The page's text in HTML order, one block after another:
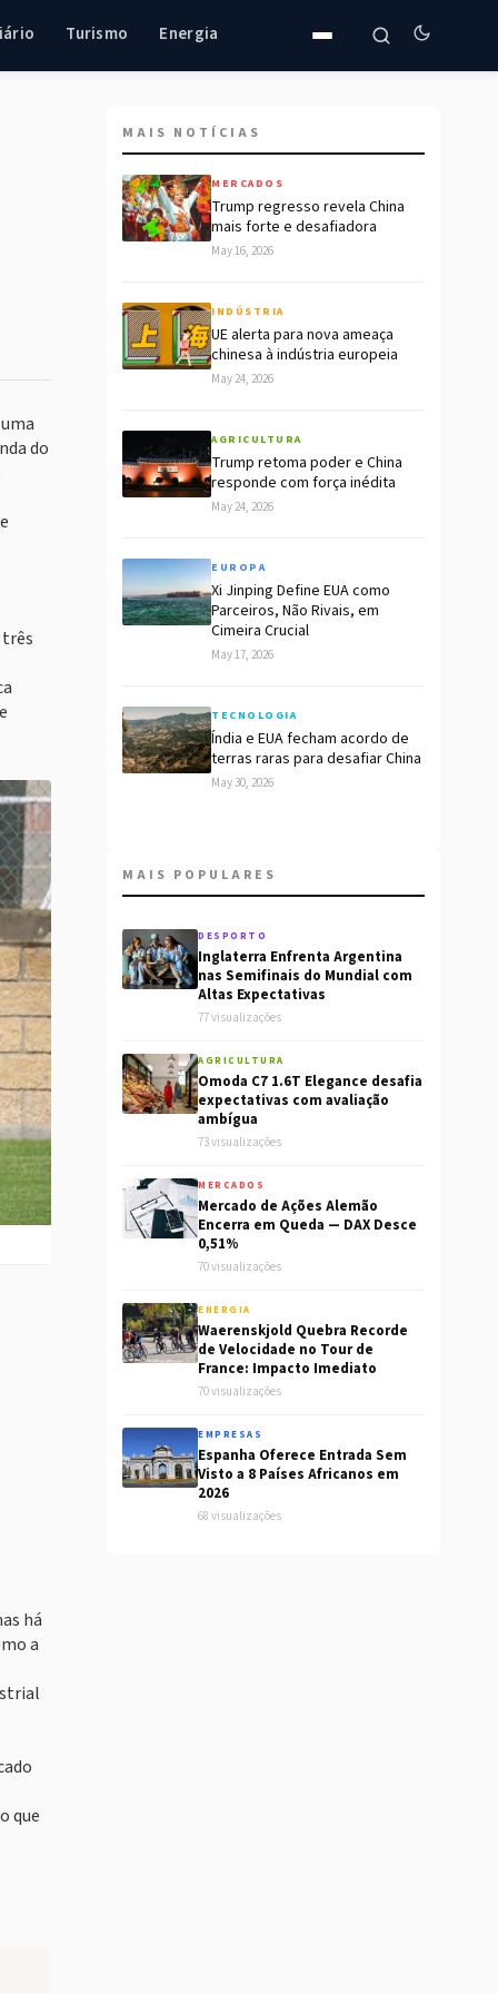
Turismo Energia
do
há
a
que
MAIS NOTÍCIAS
MERCADOS
Trump regresso revela China
mais forte e desafiadora
May 16, 2026
INDÚSTRIA
UE alerta para nova ameaça
chinesa à indústria europeia
May 24, 2026
AGRICULTURA
Trump retoma poder e China
responde com força inédita
May 24, 2026
EUROPA
Xi Jinping Define EUA como
Parceiros, Não Rivais, em
Cimeira Crucial
May 17, 2026
TECNOLOGIA
Índia e EUA fecham acordo de
terras raras para desafiar China
May 30, 2026
MAIS POPULARES
DESPORTO
Inglaterra Enfrenta Argentina
nas Semifinais do Mundial com
Altas Expectativas
77 visualizações
AGRICULTURA
Omoda C7 1.6T Elegance desafia
expectativas com avaliação
ambígua
73 visualizações
MERCADOS
Mercado de Ações Alemão
Encerra em Queda — DAX Desce
0,51%
70 visualizações
ENERGIA
Waerenskjold Quebra Recorde
de Velocidade no Tour de
France: Impacto Imediato
70 visualizações
EMPRESAS
Espanha Oferece Entrada Sem
Visto a 8 Países Africanos em
2026
68 visualizações